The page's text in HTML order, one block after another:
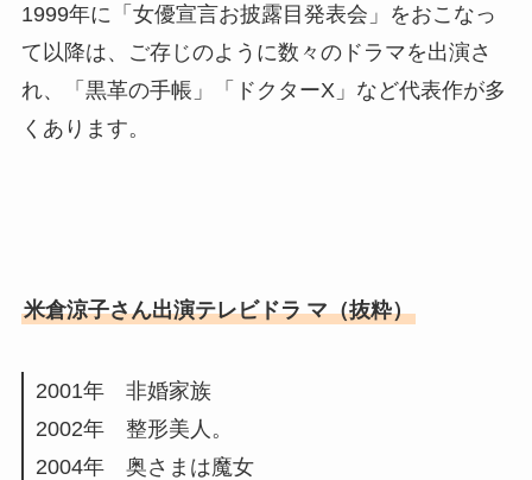
1999年に「女優宣言お披露目発表会」をおこなっ
て以降は、ご存じのように数々のドラマを出演さ
れ、「黒革の手帳」「ドクターX」など代表作が多
くあります。
米倉涼子さん出演テレビドラ マ（抜粋）
2001年 非婚家族
2002年 整形美人。
2004年 奥さまは魔女